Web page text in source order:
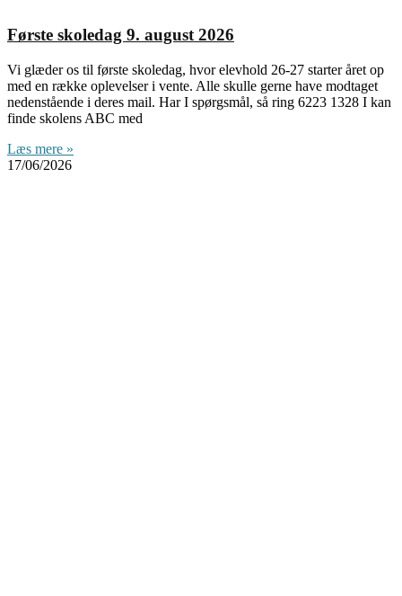
Første skoledag 9. august 2026
Vi glæder os til første skoledag, hvor elevhold 26-27 starter året op
med en række oplevelser i vente. Alle skulle gerne have modtaget
nedenstående i deres mail. Har I spørgsmål, så ring 6223 1328 I kan
finde skolens ABC med
Læs mere »
17/06/2026